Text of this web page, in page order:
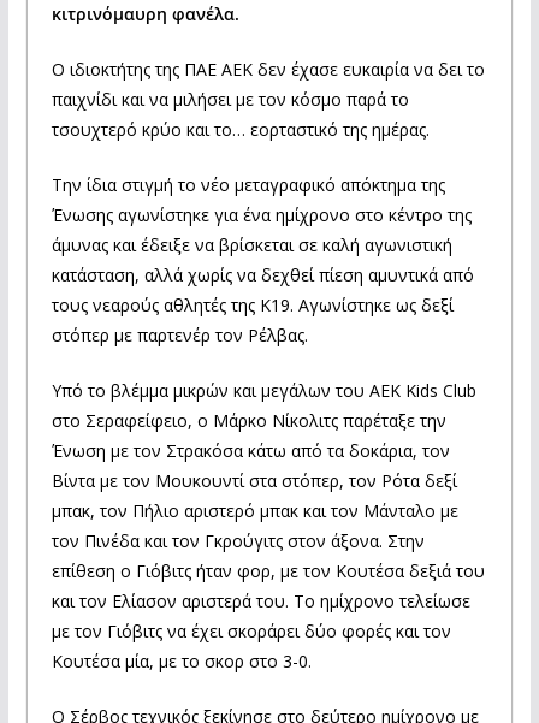
κιτρινόμαυρη φανέλα.
Ο ιδιοκτήτης της ΠΑΕ ΑΕΚ δεν έχασε ευκαιρία να δει το
παιχνίδι και να μιλήσει με τον κόσμο παρά το
τσουχτερό κρύο και το… εορταστικό της ημέρας.
Την ίδια στιγμή το νέο μεταγραφικό απόκτημα της
Ένωσης αγωνίστηκε για ένα ημίχρονο στο κέντρο της
άμυνας και έδειξε να βρίσκεται σε καλή αγωνιστική
κατάσταση, αλλά χωρίς να δεχθεί πίεση αμυντικά από
τους νεαρούς αθλητές της Κ19. Αγωνίστηκε ως δεξί
στόπερ με παρτενέρ τον Ρέλβας.
Υπό το βλέμμα μικρών και μεγάλων του AEK Kids Club
στο Σεραφείφειο, ο Μάρκο Νίκολιτς παρέταξε την
Ένωση με τον Στρακόσα κάτω από τα δοκάρια, τον
Βίντα με τον Μουκουντί στα στόπερ, τον Ρότα δεξί
μπακ, τον Πήλιο αριστερό μπακ και τον Μάνταλο με
τον Πινέδα και τον Γκρούγιτς στον άξονα. Στην
επίθεση ο Γιόβιτς ήταν φορ, με τον Κουτέσα δεξιά του
και τον Ελίασον αριστερά του. Το ημίχρονο τελείωσε
με τον Γιόβιτς να έχει σκοράρει δύο φορές και τον
Κουτέσα μία, με το σκορ στο 3-0.
Ο Σέρβος τεχνικός ξεκίνησε στο δεύτερο ημίχρονο με